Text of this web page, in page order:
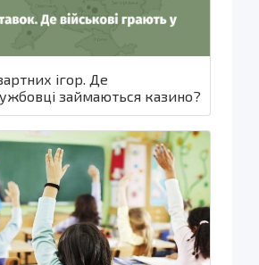
ігор. Де
займаються казино?